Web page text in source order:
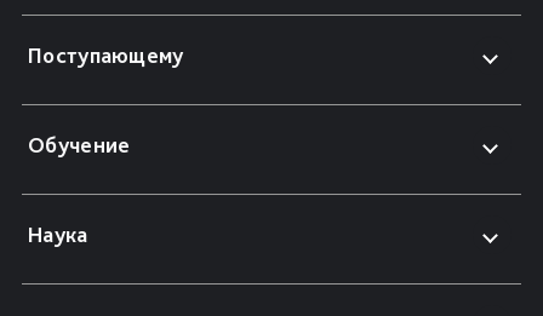
Поступающему
Обучение
Наука